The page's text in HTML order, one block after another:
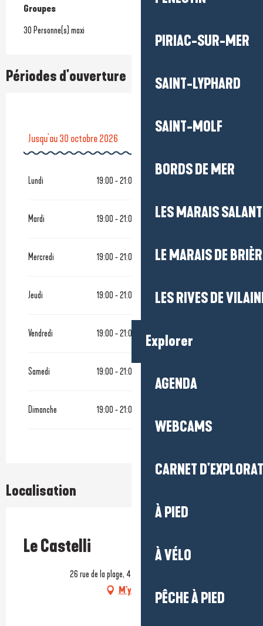
PIRIAC-SUR-MER
SAINT-LYPHARD
SAINT-MOLF
BORDS DE MER
LES MARAIS
LE MARAIS DE
LES RIVES DE
Explorer
AGENDA
WEBCAMS
CARNET
À PIED
À VÉLO
PÊCHE À PIED
Groupes
Groupes
30 Personne(s) maxi
Périodes d'ouverture
Jusqu'au30 octobre 2026
Lundi 19:00 - 21:00
Mardi 19:00 - 21:00
Mercredi 19:00 - 21:00
Jeudi 19:00 - 21:00
Vendredi 19:00 - 21:00
Samedi 19:00 - 21:00
Dimanche 19:00 - 21:00
Localisation
Le Castelli
26 rue de la plage, 44420 Piriac-sur-Mer
M'y rendre